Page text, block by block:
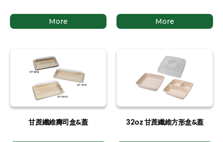
More More
甘蔗纖維壽司盒&蓋 32oz 甘蔗纖維方形盒&蓋